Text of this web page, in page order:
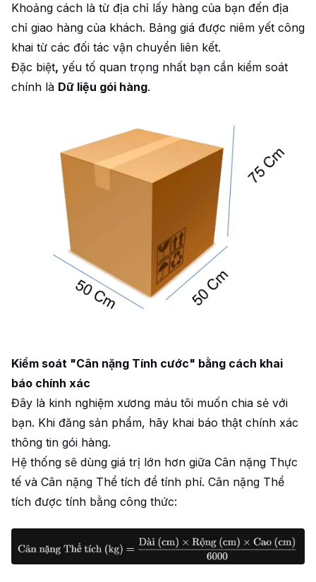
Khoảng cách là từ địa chỉ lấy hàng của bạn đến địa
chỉ giao hàng của khách. Bảng giá được niêm yết công
khai từ các đối tác vận chuyển liên kết.
Đặc biệt, yếu tố quan trọng nhất bạn cần kiểm soát
chính là Dữ liệu gói hàng.
Kiểm soát "Cân nặng Tính cước" bằng cách khai
báo chính xác
Đây là kinh nghiệm xương máu tôi muốn chia sẻ với
bạn. Khi đăng sản phẩm, hãy khai báo thật chính xác
thông tin gói hàng.
Hệ thống sẽ dùng giá trị lớn hơn giữa Cân nặng Thực
tế và Cân nặng Thể tích để tính phí. Cân nặng Thể
tích được tính bằng công thức: